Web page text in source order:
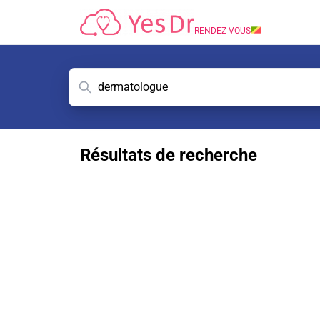
RENDEZ-VOUS
Résultats de recherche